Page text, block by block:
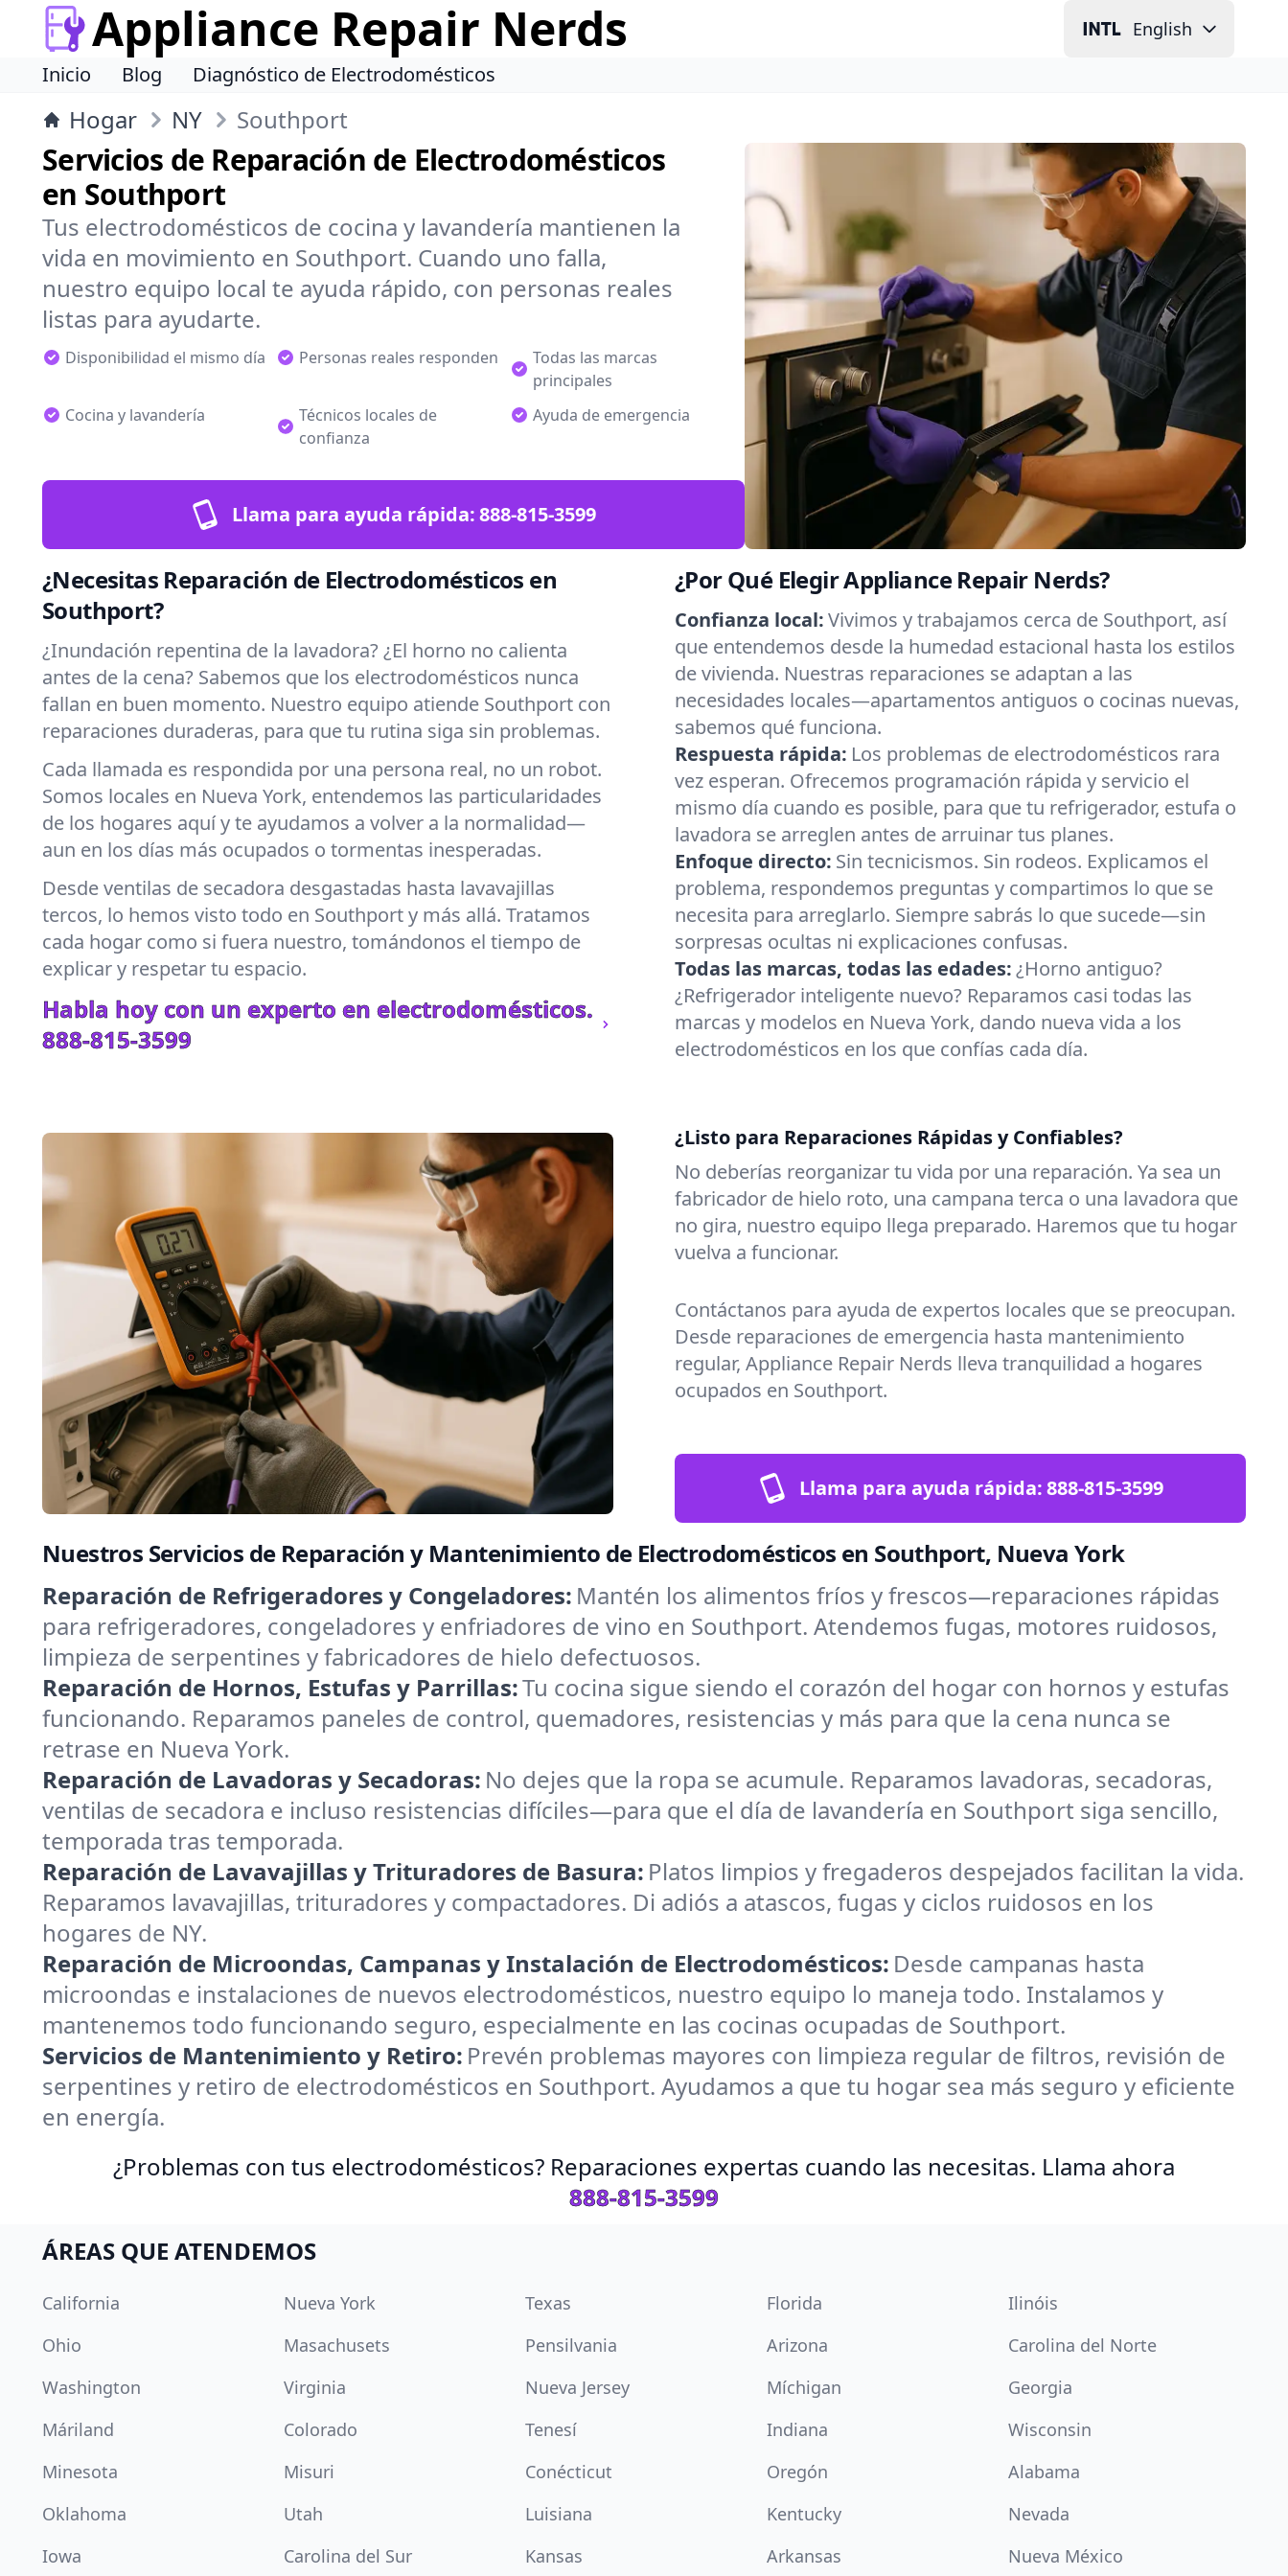
Appliance Repair Nerds English
Inicio Blog Diagnóstico de Electrodomésticos
Hogar NY Southport
Servicios de Reparación de Electrodomésticos
en Southport
Tus electrodomésticos de cocina y lavandería mantienen la
vida en movimiento en Southport. Cuando uno falla,
nuestro equipo local te ayuda rápido, con personas reales
listas para ayudarte.
Disponibilidad el mismo día Personas reales responden
Todas las marcas
principales
Cocina y lavandería
Técnicos locales de
confianza
Ayuda de emergencia
Llama para ayuda rápida:888-815-3599
¿Necesitas Reparación de Electrodomésticos en
Southport?
¿Inundación repentina de la lavadora? ¿El horno no calienta
antes de la cena? Sabemos que los electrodomésticos nunca
fallan en buen momento. Nuestro equipo atiende Southport con
reparaciones duraderas, para que tu rutina siga sin problemas.
Cada llamada es respondida por una persona real, no un robot.
Somos locales en Nueva York, entendemos las particularidades
de los hogares aquí y te ayudamos a volver a la normalidad—
aun en los días más ocupados o tormentas inesperadas.
Desde ventilas de secadora desgastadas hasta lavavajillas
tercos, lo hemos visto todo en Southport y más allá. Tratamos
cada hogar como si fuera nuestro, tomándonos el tiempo de
explicar y respetar tu espacio.
Habla hoy con un experto en electrodomésticos.
888-815-3599
¿Por Qué Elegir Appliance Repair Nerds?
Confianza local:Vivimos y trabajamos cerca de Southport, así
que entendemos desde la humedad estacional hasta los estilos
de vivienda. Nuestras reparaciones se adaptan a las
necesidades locales—apartamentos antiguos o cocinas nuevas,
sabemos qué funciona.
Respuesta rápida: Los problemas de electrodomésticos rara
vez esperan. Ofrecemos programación rápida y servicio el
mismo día cuando es posible, para que tu refrigerador, estufa o
lavadora se arreglen antes de arruinar tus planes.
Enfoque directo: Sin tecnicismos. Sin rodeos. Explicamos el
problema, respondemos preguntas y compartimos lo que se
necesita para arreglarlo. Siempre sabrás lo que sucede—sin
sorpresas ocultas ni explicaciones confusas.
Todas las marcas, todas las edades:¿Horno antiguo?
¿Refrigerador inteligente nuevo? Reparamos casi todas las
marcas y modelos en Nueva York, dando nueva vida a los
electrodomésticos en los que confías cada día.
¿Listo para Reparaciones Rápidas y Confiables?
No deberías reorganizar tu vida por una reparación. Ya sea un
fabricador de hielo roto, una campana terca o una lavadora que
no gira, nuestro equipo llega preparado. Haremos que tu hogar
vuelva a funcionar.
Contáctanos para ayuda de expertos locales que se preocupan.
Desde reparaciones de emergencia hasta mantenimiento
regular, Appliance Repair Nerds lleva tranquilidad a hogares
ocupados en Southport.
Llama para ayuda rápida:888-815-3599
Nuestros Servicios de Reparación y Mantenimiento de Electrodomésticos en Southport, Nueva York
Reparación de Refrigeradores y Congeladores: Mantén los alimentos fríos y frescos—reparaciones rápidas
para refrigeradores, congeladores y enfriadores de vino en Southport. Atendemos fugas, motores ruidosos,
limpieza de serpentines y fabricadores de hielo defectuosos.
Reparación de Hornos, Estufas y Parrillas:Tu cocina sigue siendo el corazón del hogar con hornos y estufas
funcionando. Reparamos paneles de control, quemadores, resistencias y más para que la cena nunca se
retrase en Nueva York.
Reparación de Lavadoras y Secadoras: No dejes que la ropa se acumule. Reparamos lavadoras, secadoras,
ventilas de secadora e incluso resistencias difíciles—para que el día de lavandería en Southport siga sencillo,
temporada tras temporada.
Reparación de Lavavajillas y Trituradores de Basura: Platos limpios y fregaderos despejados facilitan la vida.
Reparamos lavavajillas, trituradores y compactadores. Di adiós a atascos, fugas y ciclos ruidosos en los
hogares de NY.
Reparación de Microondas, Campanas y Instalación de Electrodomésticos: Desde campanas hasta
microondas e instalaciones de nuevos electrodomésticos, nuestro equipo lo maneja todo. Instalamos y
mantenemos todo funcionando seguro, especialmente en las cocinas ocupadas de Southport.
Servicios de Mantenimiento y Retiro: Prevén problemas mayores con limpieza regular de filtros, revisión de
serpentines y retiro de electrodomésticos en Southport. Ayudamos a que tu hogar sea más seguro y eficiente
en energía.
¿Problemas con tus electrodomésticos? Reparaciones expertas cuando las necesitas. Llama ahora
888-815-3599
ÁREAS QUE ATENDEMOS
California Nueva York Texas Florida
Ilinóis
Ohio
Masachusets Pensilvania Arizona
Carolina del Norte
Washington
Virginia Nueva Jersey Míchigan
Georgia
Máriland
Colorado Tenesí Indiana
Wisconsin
Minesota
Misuri Conécticut Oregón
Alabama
Oklahoma
Utah Luisiana Kentucky
Nevada
Iowa
Carolina del Sur Kansas Arkansas Nueva México